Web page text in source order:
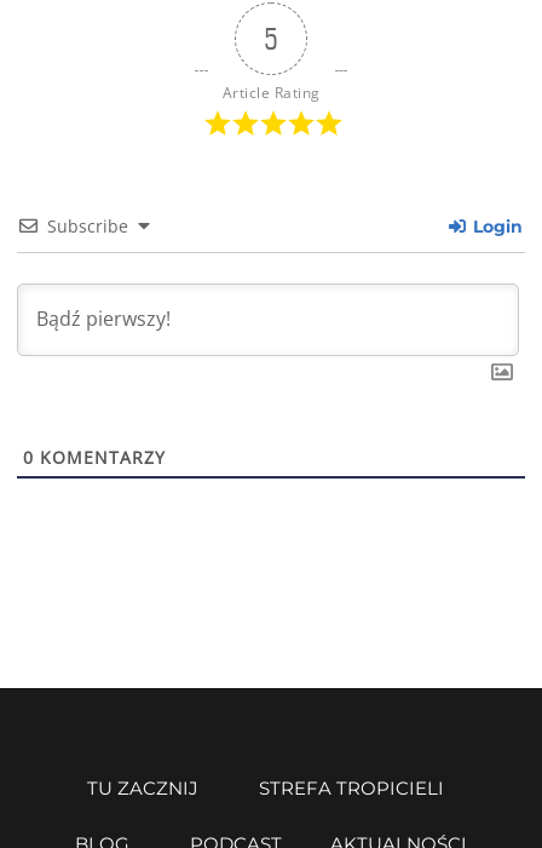
5
Article Rating
Subscribe Login
0 KOMENTARZY
TU ZACZNIJ STREFA TROPICIELI